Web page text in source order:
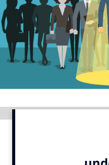
Menu
Home
9 sept: GenAI-training
12 nov: MarketingLive!
Events
Opleidingen
Vacatures